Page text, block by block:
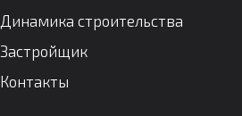
Динамика строительства
Застройщик
Контакты